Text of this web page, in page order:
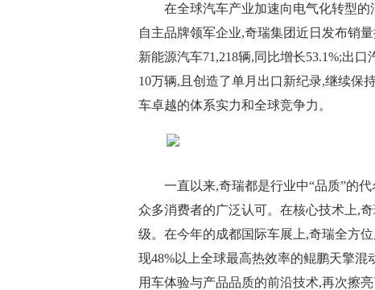
在全球汽车产业加速向电气化转型
自主品牌领军企业,奇瑞集团近日发布销
新能源汽车71,218辆,同比增长53.1%;出
10万辆,且创造了单月出口新纪录,继续保
车卓越的体系实力和全球竞争力。
一直以来,奇瑞都是行业中“品质”的
众多消费者的广泛认可。在核心技术上,
级。在今年的成都国际车展上,奇瑞全方
现48%以上全球最高热效率的鲲鹏天擎
用车体验与产品品质的前沿技术,再次擦亮